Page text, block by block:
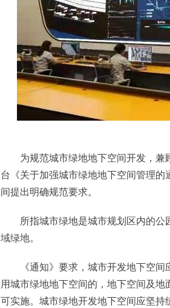
为规范城市绿地地下空间开发，兼
台《关于加强城市绿地地下空间管理
间提出明确规范要求。
所指城市绿地是城市规划区内的公
域绿地。
《通知》要求，城市开发地下空间
用城市绿地地下空间的，地下空间及
可实施。城市绿地开发地下空间应坚